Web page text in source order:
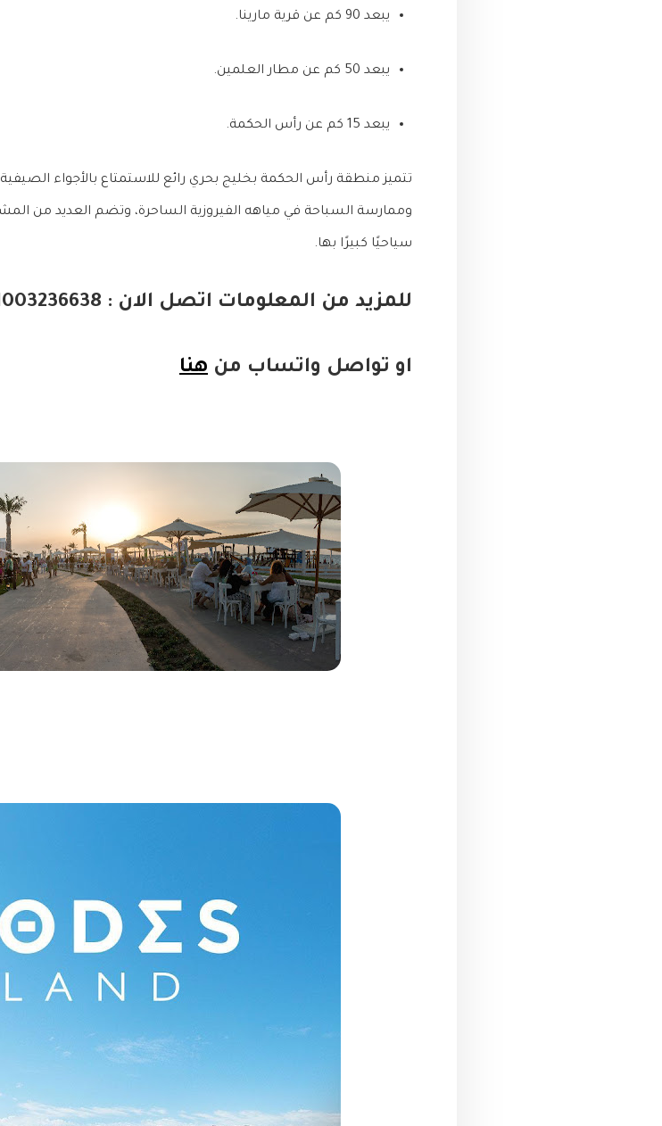
يبعد 90 كم عن قرية مارينا.
يبعد 50 كم عن مطار العلمين.
يبعد 15 كم عن رأس الحكمة.
تتميز منطقة رأس الحكمة بخليج بحري رائع للاستمتاع بالأجواء
وممارسة السباحة في مياهه الفيروزية الساحرة، وتضم العديد من
سياحيًا كبيرًا بها.
للمزيد من المعلومات اتصل الان : 01003236638
او تواصل واتساب من هنا